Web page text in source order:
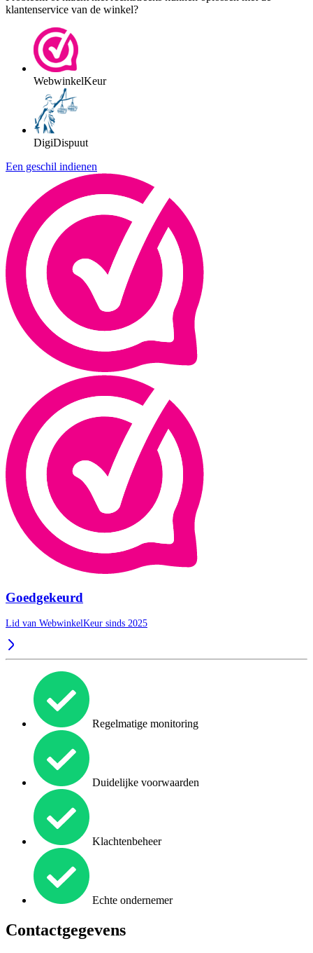
klantenservice van de winkel?
WebwinkelKeur
DigiDispuut
Een geschil indienen
Goedgekeurd
Lid van WebwinkelKeur sinds 2025
Regelmatige monitoring
Duidelijke voorwaarden
Klachtenbeheer
Echte ondernemer
Contactgegevens